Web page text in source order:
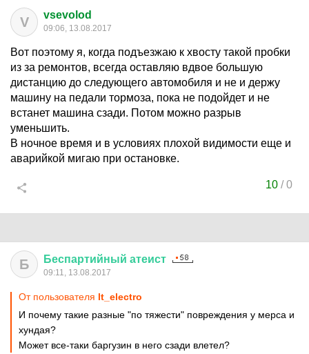
V vsevolod
09:06, 13.08.2017
Вот поэтому я, когда подъезжаю к хвосту такой пробки
из за ремонтов, всегда оставляю вдвое большую
дистанцию до следующего автомобиля и не и держу
машину на педали тормоза, пока не подойдет и не
встанет машина сзади. Потом можно разрыв
уменьшить.
В ночное время и в условиях плохой видимости еще и
аварийкой мигаю при остановке.
10 /0
Б Беспартийный атеист
09:11, 13.08.2017
От пользователя lt_electro
И почему такие разные "по тяжести" повреждения у мерса и
хундая?
Может все-таки баргузин в него сзади влетел?